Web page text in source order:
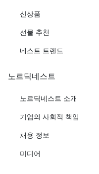
신상품
선물 추천
네스트 트렌드
노르딕네스트
노르딕네스트 소개
기업의 사회적 책임
채용 정보
미디어